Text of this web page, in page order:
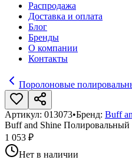
Распродажа
Доставка и оплата
Блог
Бренды
О компании
Контакты
Поролоновые
Артикул: 013073•Бренд: Buff
Buff and Shine
1 053 ₽
Нет в наличии